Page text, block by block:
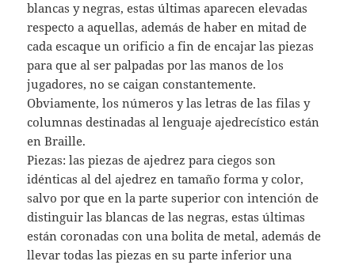
blancas y negras, estas últimas aparecen elevadas
respecto a aquellas, además de haber en mitad de
cada escaque un orificio a fin de encajar las piezas
para que al ser palpadas por las manos de los
jugadores, no se caigan constantemente.
Obviamente, los números y las letras de las filas y
columnas destinadas al lenguaje ajedrecístico están
en Braille.
Piezas: las piezas de ajedrez para ciegos son
idénticas al del ajedrez en tamaño forma y color,
salvo por que en la parte superior con intención de
distinguir las blancas de las negras, estas últimas
están coronadas con una bolita de metal, además de
llevar todas las piezas en su parte inferior una